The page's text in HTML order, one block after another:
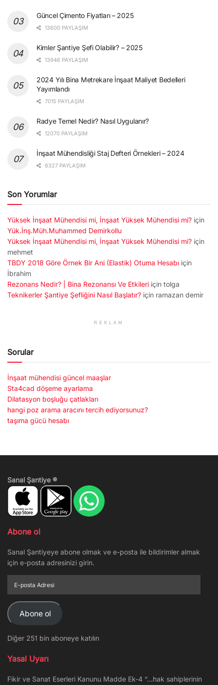
Güncel Çimento Fiyatları – 2025
13600 PAYLAŞIM
Kimler Şantiye Şefi Olabilir? – 2025
13946 PAYLAŞIM
2024 Yılı Bina Metrekare İnşaat Maliyet Bedelleri
Yayımlandı
7015 PAYLAŞIM
Radye Temel Nedir? Nasıl Uygulanır?
12070 PAYLAŞIM
İnşaat Mühendisliği Staj Defteri Örnekleri – 2024
6327 PAYLAŞIM
Son Yorumlar
Yüksek İnşaat Mühendisi mi, İnşaat Yüksek Mühendisi mi? için
Yük.İnş.Müh.Muhammed Demirkollu
Yüksek İnşaat Mühendisi mi, İnşaat Yüksek Mühendisi mi? için
mehmet
TBDY 2018 Göre Örnek Bir Ani (Elastik) Otuma Hesabı için
İbrahim
Rezonans Nedir? | Bina Rezonansı Ve Etkileri için tolga
Teknikerler Şantiye Şefliğini Nasıl Başlatır? için ramazan demir
REKLAM
Sorular
İnşaat mühendisi güncel maaşlar
Sta4cad döşeme ayarlama
Dilatasyon boşluğu çatlakları
hangi poz arama aracını tercih ediyorsunuz?
taşıma gücü hesabı
Sanal Şantiye ®
Abone ol
Sanal Şantiyeye abone olmak ve e-posta ile bildirimler almak
için e-posta adresinizi girin.
posta
Adresi
Abone ol
Diğer 251 bin aboneye katılın
Yasal Uyarı
Fikir ve Sanat Eserleri Kanunu Madde Ek-4 “…hak sahiplerinin